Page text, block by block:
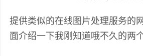
提供类似的在线图片处理服务的
面介绍一下我刚知道哦不久的两